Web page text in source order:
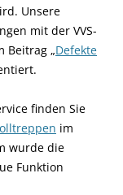
Unsere
mit der VVS-
Beitrag „Defekte
finden Sie
im
wurde die
Funktion